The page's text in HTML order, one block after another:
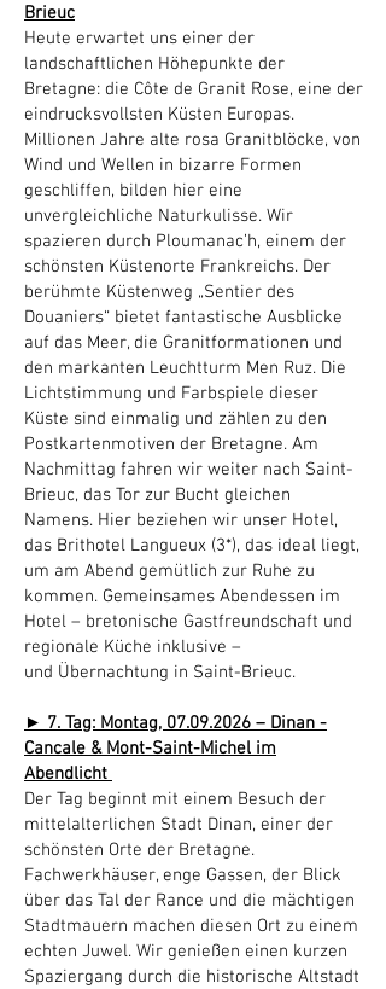
Brieuc
Heute erwartet uns einer der
landschaftlichen Höhepunkte der
Bretagne: die Côte de Granit Rose, eine der
eindrucksvollsten Küsten Europas.
Millionen Jahre alte rosa Granitblöcke, von
Wind und Wellen in bizarre Formen
geschliffen, bilden hier eine
unvergleichliche Naturkulisse. Wir
spazieren durch Ploumanac’h, einem der
schönsten Küstenorte Frankreichs. Der
berühmte Küstenweg „Sentier des
Douaniers“ bietet fantastische Ausblicke
auf das Meer, die Granitformationen und
den markanten Leuchtturm Men Ruz. Die
Lichtstimmung und Farbspiele dieser
Küste sind einmalig und zählen zu den
Postkartenmotiven der Bretagne. Am
Nachmittag fahren wir weiter nach Saint-
Brieuc, das Tor zur Bucht gleichen
Namens. Hier beziehen wir unser Hotel,
das Brithotel Langueux (3*), das ideal liegt,
um am Abend gemütlich zur Ruhe zu
kommen. Gemeinsames Abendessen im
Hotel – bretonische Gastfreundschaft und
regionale Küche inklusive –
und Übernachtung in Saint-Brieuc.
► 7. Tag: Montag, 07.09.2026 – Dinan -
Cancale & Mont-Saint-Michel im
Abendlicht
Der Tag beginnt mit einem Besuch der
mittelalterlichen Stadt Dinan, einer der
schönsten Orte der Bretagne.
Fachwerkhäuser, enge Gassen, der Blick
über das Tal der Rance und die mächtigen
Stadtmauern machen diesen Ort zu einem
echten Juwel. Wir genießen einen kurzen
Spaziergang durch die historische Altstadt